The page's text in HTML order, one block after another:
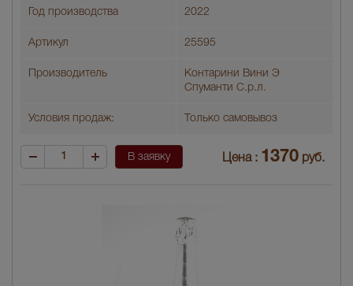
Год производства 2022
Артикул 25595
Производитель
Контарини Вини Э
Спуманти С.р.л.
Условия продаж: Только самовывоз
В заявку Цена : 1370 руб.